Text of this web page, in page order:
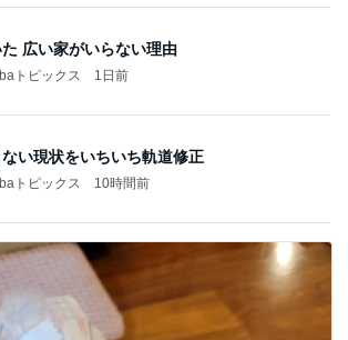
広い家がいらない理由
トピックス 1日前
い現状をいちいち軌道修正
トピックス 10時間前